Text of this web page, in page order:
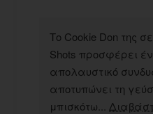
Το Cookie Don της
Shots προσφέρει
απολαυστικό
αποτυπώνει τη
μπισκότω...